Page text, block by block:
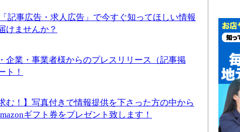
記事広告・求人広告」で今すぐ知ってほしい情報
けませんか？
企業・事業者様からのプレスリリース（記事掲
ト！
む！】写真付きで情報提供を下さった方の中から
ギフト券をプレゼント致します！